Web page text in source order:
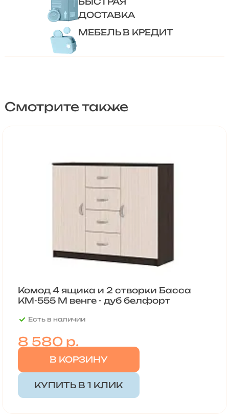
ДОСТАВКА
МЕБЕЛЬ В КРЕДИТ
Смотрите также
Комод 4 ящика и 2 створки Басса
КМ-555 М венге - дуб белфорт
Есть в наличии
8 580р.
В КОРЗИНУ
КУПИТЬ В 1 КЛИК